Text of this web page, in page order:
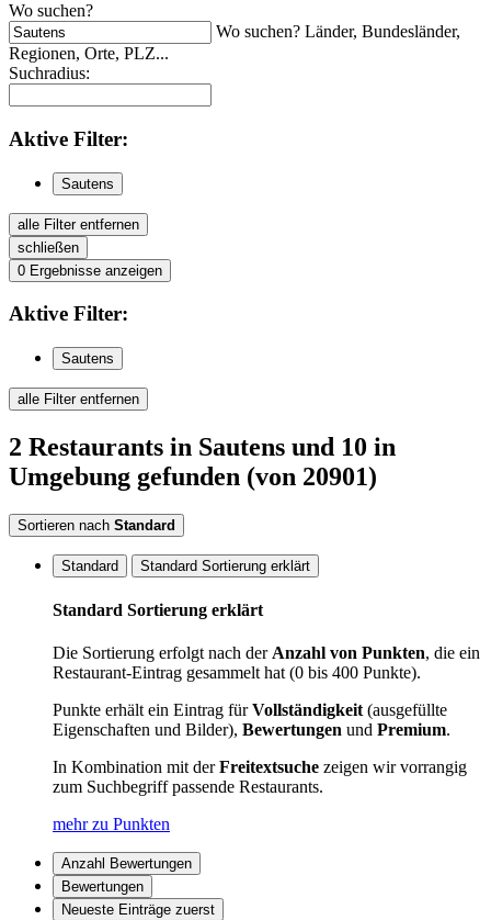
Wo suchen?
Wo suchen? Länder, Bundesländer,
Regionen, Orte, PLZ...
Suchradius:
Aktive Filter:
Sautens
alle Filter entfernen
schließen
0 Ergebnisse anzeigen
Aktive Filter:
Sautens
alle Filter entfernen
2 Restaurants in Sautens und 10 in
Umgebung gefunden (von 20901)
Sortieren nach Standard
Standard Standard Sortierung erklärt
Standard Sortierung erklärt
Die Sortierung erfolgt nach derAnzahl von Punkten, die ein
Restaurant-Eintrag gesammelt hat (0 bis 400 Punkte).
Punkte erhält ein Eintrag fürVollständigkeit(ausgefüllte
Eigenschaften und Bilder), Bewertungen und Premium.
In Kombination mit derFreitextsuche zeigen wir vorrangig
zum Suchbegriff passende Restaurants.
mehr zu Punkten
Anzahl Bewertungen
Bewertungen
Neueste Einträge zuerst